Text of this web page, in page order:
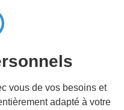
vous de vos besoins et
adapté à votre